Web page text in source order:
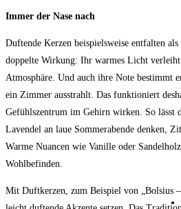
Immer der Nase nach
Duftende Kerzen beispielsweise entfalten als
doppelte Wirkung: Ihr warmes Licht verleiht
Atmosphäre. Und auch ihre Note bestimmt
ein Zimmer ausstrahlt. Das funktioniert
Gefühlszentrum im Gehirn wirken. So lässt
Lavendel an laue Sommerabende denken,
Warme Nuancen wie Vanille oder
Wohlbefinden.
Mit Duftkerzen, zum Beispiel von „Bolsius